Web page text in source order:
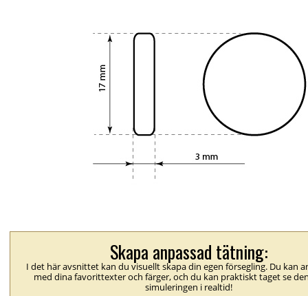
Skapa anpassad tätning:
I det här avsnittet kan du visuellt skapa din egen försegling. Du kan
med dina favorittexter och färger, och du kan praktiskt taget se
simuleringen i realtid!